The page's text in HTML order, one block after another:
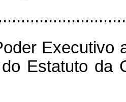
Executivo
Estatuto da